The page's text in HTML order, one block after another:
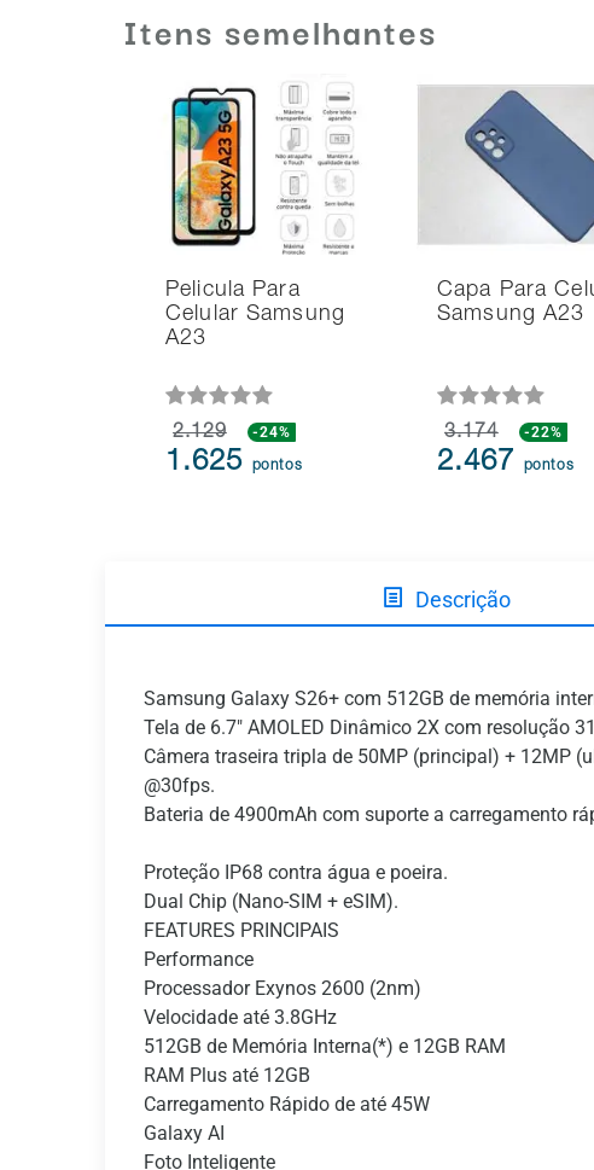
Itens semelhantes
Pelicula Para
Celular Samsung
A23
2.129 -24%
1.625 pontos
Capa Para
Samsung A23
3.174 -22%
2.467 pontos
Descrição
Samsung Galaxy S26+ com 512GB de memória
Tela de 6.7" AMOLED Dinâmico 2X com resolução
Câmera traseira tripla de 50MP (principal) + 12MP
@30fps.
Bateria de 4900mAh com suporte a carregamento
Proteção IP68 contra água e poeira.
Dual Chip (Nano-SIM + eSIM).
FEATURES PRINCIPAIS
Performance
Processador Exynos 2600 (2nm)
Velocidade até 3.8GHz
512GB de Memória Interna(*) e 12GB RAM
RAM Plus até 12GB
Carregamento Rápido de até 45W
Galaxy AI
Foto Inteligente